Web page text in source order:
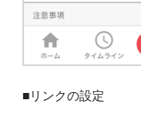
■リンクの設定